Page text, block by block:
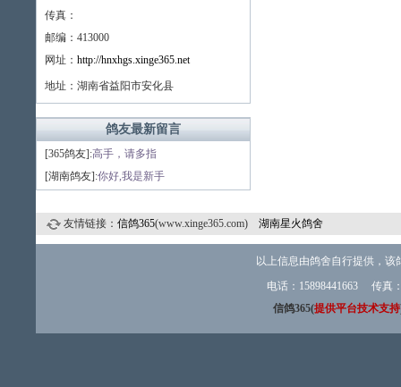
传真：
邮编：413000
网址： http://hnxhgs.xinge365.net
地址：湖南省益阳市安化县
鸽友最新留言
[365鸽友]:高手，请多指
[湖南鸽友]:你好,我是新手
友情链接： 信鸽365(www.xinge365.com) 湖南星火鸽舍
以上信息由鸽舍自行提供，
电话：15898441663 传真
信鸽365(提供平台技术支持